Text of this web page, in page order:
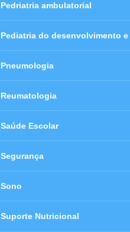
Pedriatria ambulatorial
Pediatria do desenvolvimento
Pneumologia
Reumatologia
Saúde Escolar
Segurança
Sono
Suporte Nutricional